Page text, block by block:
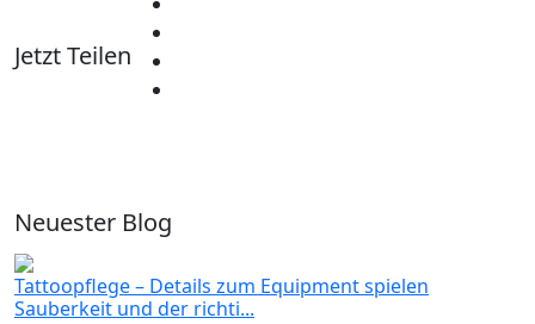
Jetzt Teilen
Neuester Blog
Tattoopflege – Details zum Equipment spielen
Sauberkeit und der richti...